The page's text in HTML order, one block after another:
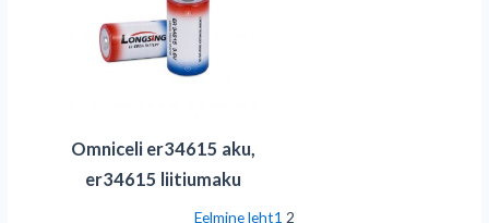
Omniceli er34615 aku,
er34615 liitiumaku
Eelmine leht1 2